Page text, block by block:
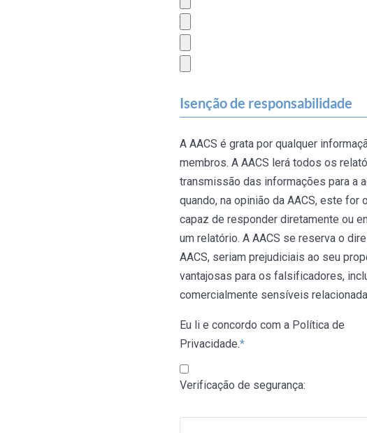
Isenção de responsabilidade
A AACS é grata por qualquer
membros. A AACS lerá todos os
transmissão das informações para a
quando, na opinião da AACS, este
capaz de responder diretamente ou
um relatório. A AACS se reserva o
AACS, seriam prejudiciais ao seu
vantajosas para os falsificadores,
comercialmente sensíveis
Eu li e concordo com a Política de
Privacidade.*
Verificação de segurança: